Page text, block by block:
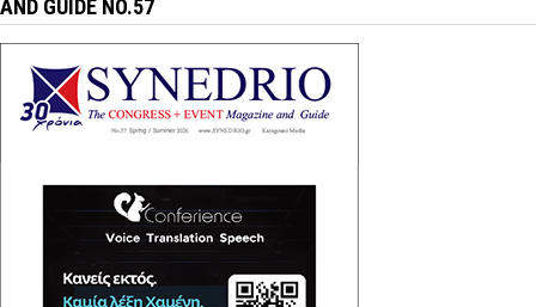
AND GUIDE NO.57